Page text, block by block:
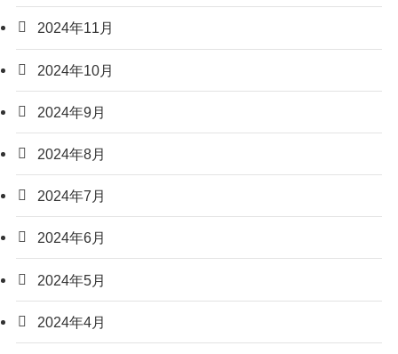
2024年11月
2024年10月
2024年9月
2024年8月
2024年7月
2024年6月
2024年5月
2024年4月